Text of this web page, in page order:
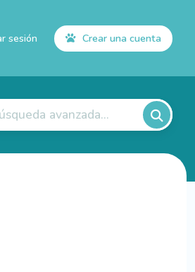
sesión Crear una cuenta
avanzada...